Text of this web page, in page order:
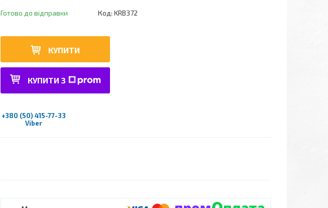
Готово до відправки Код: KRB372
КУПИТИ
КУПИТИ З
+380 (50) 415-77-33
Viber